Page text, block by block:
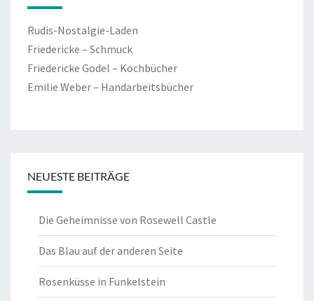
Rudis-Nostalgie-Laden
Friedericke – Schmuck
Friedericke Godel – Kochbücher
Emilie Weber – Handarbeitsbücher
NEUESTE BEITRÄGE
Die Geheimnisse von Rosewell Castle
Das Blau auf der anderen Seite
Rosenküsse in Funkelstein